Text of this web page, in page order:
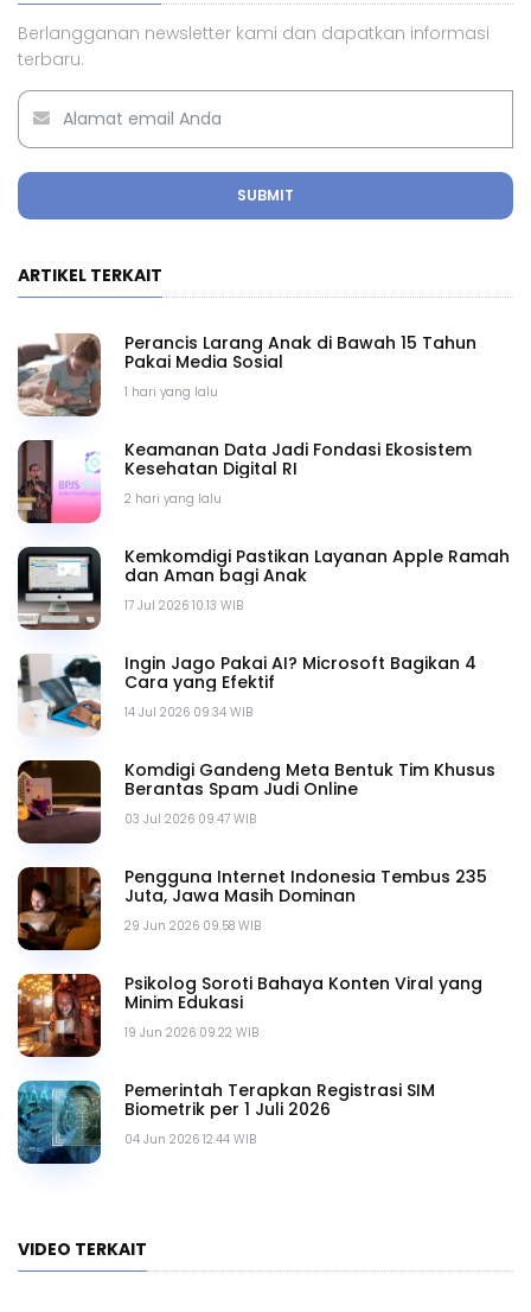
Berlangganan newsletter kami dan dapatkan informasi
terbaru.
SUBMIT
ARTIKEL TERKAIT
1 hari yang lalu
Perancis Larang Anak di Bawah 15 Tahun
Pakai Media Sosial
2 hari yang lalu
Keamanan Data Jadi Fondasi Ekosistem
Kesehatan Digital RI
17 Jul 2026 10.13 WIB
Kemkomdigi Pastikan Layanan Apple Ramah
dan Aman bagi Anak
14 Jul 2026 09.34 WIB
Ingin Jago Pakai AI? Microsoft Bagikan 4
Cara yang Efektif
03 Jul 2026 09.47 WIB
Komdigi Gandeng Meta Bentuk Tim Khusus
Berantas Spam Judi Online
29 Jun 2026 09.58 WIB
Pengguna Internet Indonesia Tembus 235
Juta, Jawa Masih Dominan
19 Jun 2026 09.22 WIB
Psikolog Soroti Bahaya Konten Viral yang
Minim Edukasi
04 Jun 2026 12.44 WIB
Pemerintah Terapkan Registrasi SIM
Biometrik per 1 Juli 2026
VIDEO TERKAIT